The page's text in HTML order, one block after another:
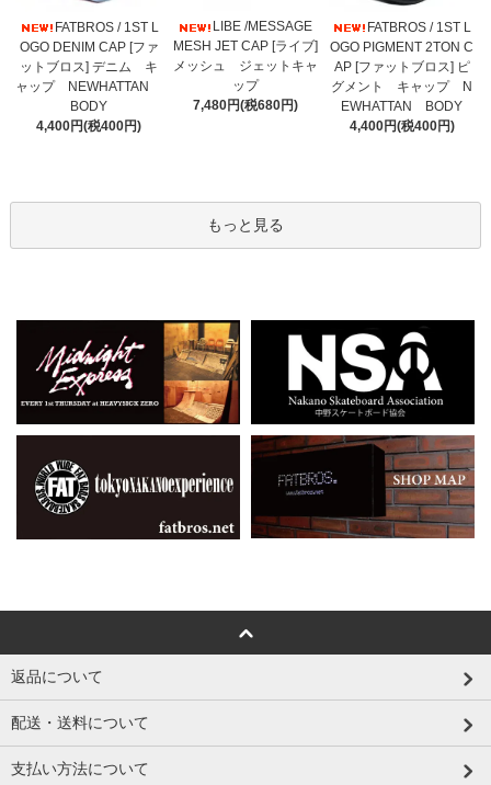
FATBROS / 1ST L
OGO DENIM CAP [ファ
ットブロス] デニム キ
ャップ NEWHATTAN
BODY
4,400円(税400円)
LIBE /MESSAGE
MESH JET CAP [ライブ]
メッシュ ジェットキャ
ップ
7,480円(税680円)
FATBROS / 1ST L
OGO PIGMENT 2TON C
AP [ファットブロス] ピ
グメント キャップ N
EWHATTAN BODY
4,400円(税400円)
もっと見る
返品について
配送・送料について
支払い方法について